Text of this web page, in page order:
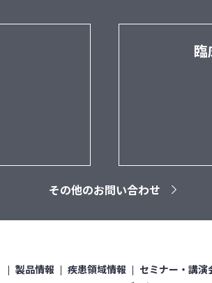
その他のお問い合わせ
製品情報
疾患領域情報 セミナー・講演